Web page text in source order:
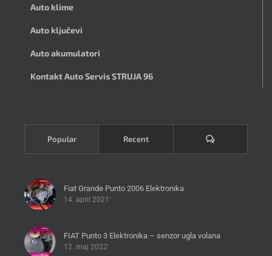
Auto klime
Auto ključevi
Auto akumulatori
Kontakt Auto Servis STRUJA 96
Popular Recent Komentari
Fiat Grande Punto 2006 Elektronika
14. april 2021'
FIAT Punto 3 Elektronika – senzor ugla volana
12. maj 2022'